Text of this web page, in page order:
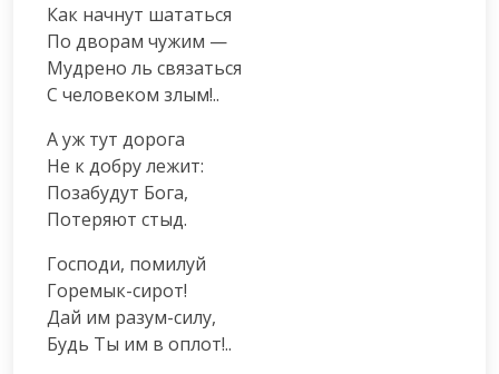
Как начнут шататься
По дворам чужим —
Мудрено ль связаться
С человеком злым!..
А уж тут дорога
Не к добру лежит:
Позабудут Бога,
Потеряют стыд.
Господи, помилуй
Горемык-сирот!
Дай им разум-силу,
Будь Ты им в оплот!..